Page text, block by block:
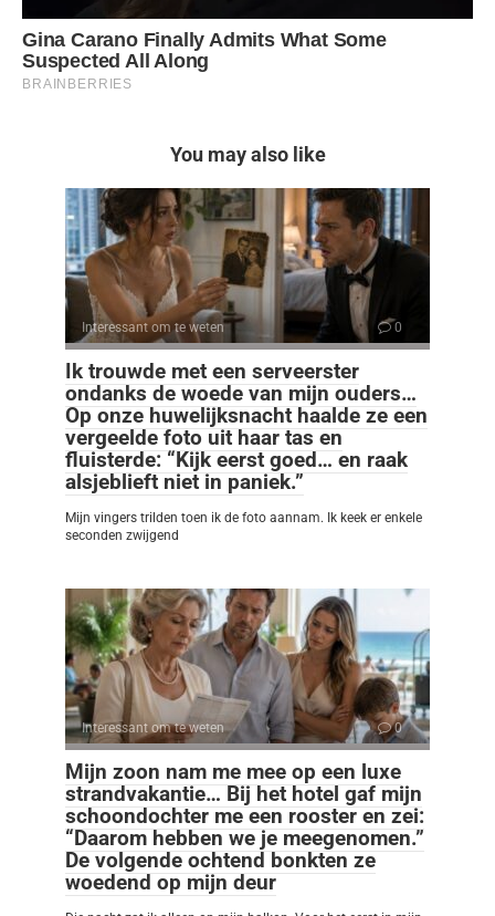
You may also like
Interessant om te weten 0
Ik trouwde met een serveerster
ondanks de woede van mijn ouders…
Op onze huwelijksnacht haalde ze een
vergeelde foto uit haar tas en
fluisterde: “Kijk eerst goed… en raak
alsjeblieft niet in paniek.”
Mijn vingers trilden toen ik de foto aannam. Ik keek er enkele
seconden zwijgend
Interessant om te weten 0
Mijn zoon nam me mee op een luxe
strandvakantie… Bij het hotel gaf mijn
schoondochter me een rooster en zei:
“Daarom hebben we je meegenomen.”
De volgende ochtend bonkten ze
woedend op mijn deur